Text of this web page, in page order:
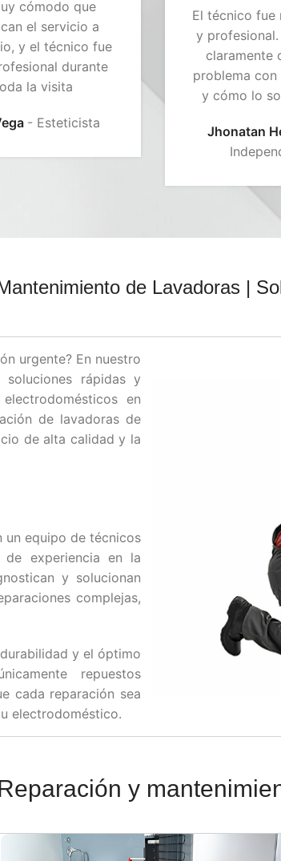
cómodo que
el servicio a
y el técnico fue
durante
la visita
Esteticista
El técnico fue
y
claramente
problema
y cómo lo
Jhonatan
de Lavadoras |
urgente? En nuestro
rápidas y
en
de lavadoras de
de alta calidad y la
un equipo de técnicos
experiencia en la
y solucionan
complejas,
y el óptimo
repuestos
cada reparación sea
electrodoméstico.
y